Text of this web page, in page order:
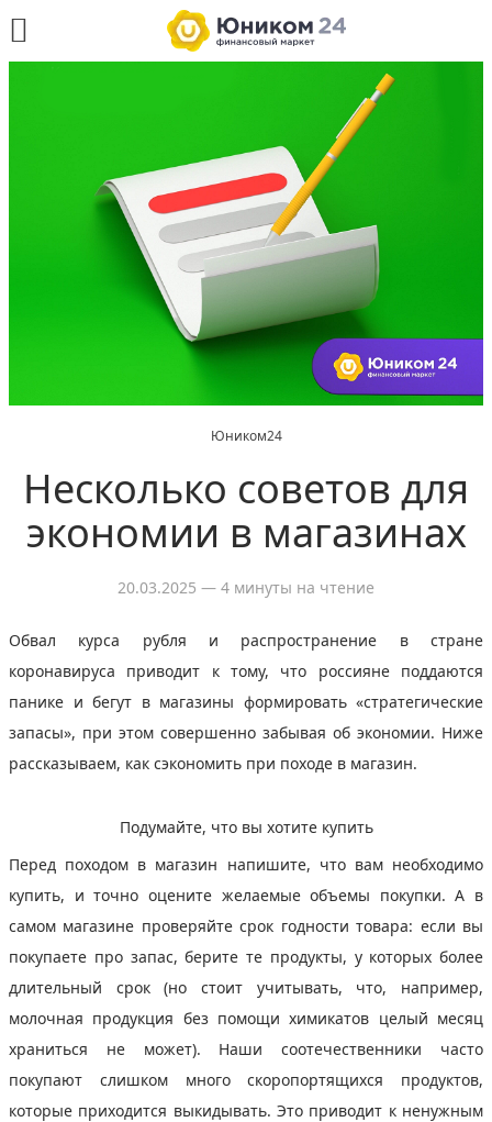
Юником24
Несколько советов для
экономии в магазинах
20.03.2025 — 4 минуты на чтение
Обвал курса рубля и распространение в стране
коронавируса приводит к тому, что россияне поддаются
панике и бегут в магазины формировать «стратегические
запасы», при этом совершенно забывая об экономии. Ниже
рассказываем, как сэкономить при походе в магазин.
Подумайте, что вы хотите купить
Перед походом в магазин напишите, что вам необходимо
купить, и точно оцените желаемые объемы покупки. А в
самом магазине проверяйте срок годности товара: если вы
покупаете про запас, берите те продукты, у которых более
длительный срок (но стоит учитывать, что, например,
молочная продукция без помощи химикатов целый месяц
храниться не может). Наши соотечественники часто
покупают слишком много скоропортящихся продуктов,
которые приходится выкидывать. Это приводит к ненужным